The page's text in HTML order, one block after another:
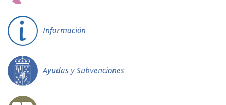
Información
Ayudas y Subvenciones